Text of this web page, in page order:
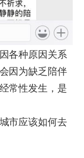
各种原因关系
因为缺乏陪伴
常性发生，是
市应该如何去